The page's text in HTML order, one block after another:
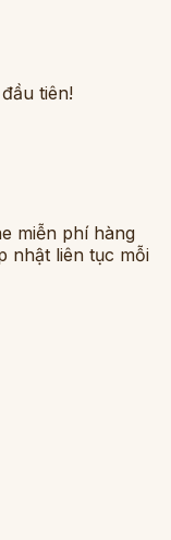
tiên!
miễn phí hàng
nhật liên tục mỗi